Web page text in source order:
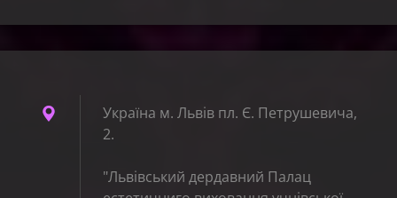
Україна м. Львів пл. Є. Петрушевича,
2.
"Львівський дердавний Палац